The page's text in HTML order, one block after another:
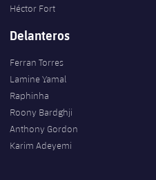
Héctor Fort
Delanteros
Ferran Torres
Lamine Yamal
Raphinha
Roony Bardghji
Anthony Gordon
Karim Adeyemi